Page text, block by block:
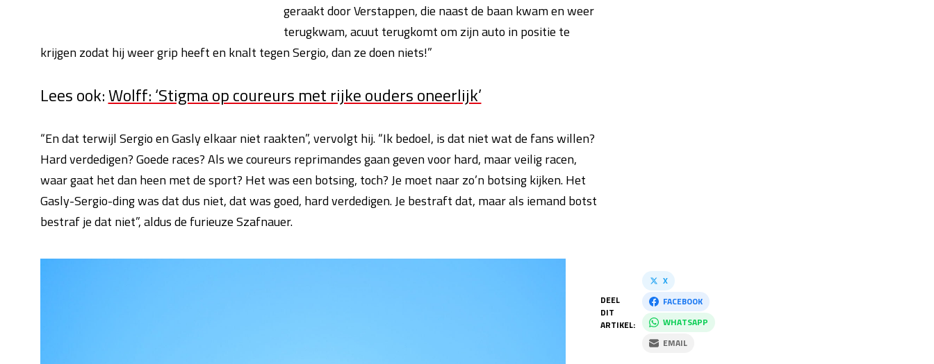
geraakt door Verstappen, die naast de baan kwam en weer
terugkwam, acuut terugkomt om zijn auto in positie te
krijgen zodat hij weer grip heeft en knalt tegen Sergio, dan ze doen niets!”
Lees ook:Wolff: ‘Stigma op coureurs met rijke ouders oneerlijk’
“En dat terwijl Sergio en Gasly elkaar niet raakten”, vervolgt hij. “Ik bedoel, is dat niet wat de fans willen?
Hard verdedigen? Goede races? Als we coureurs reprimandes gaan geven voor hard, maar veilig racen,
waar gaat het dan heen met de sport? Het was een botsing, toch? Je moet naar zo’n botsing kijken. Het
Gasly-Sergio-ding was dat dus niet, dat was goed, hard verdedigen. Je bestraft dat, maar als iemand botst
bestraf je dat niet”, aldus de furieuze Szafnauer.
DEEL
DIT
ARTIKEL:
X
FACEBOOK
WHATSAPP
EMAIL